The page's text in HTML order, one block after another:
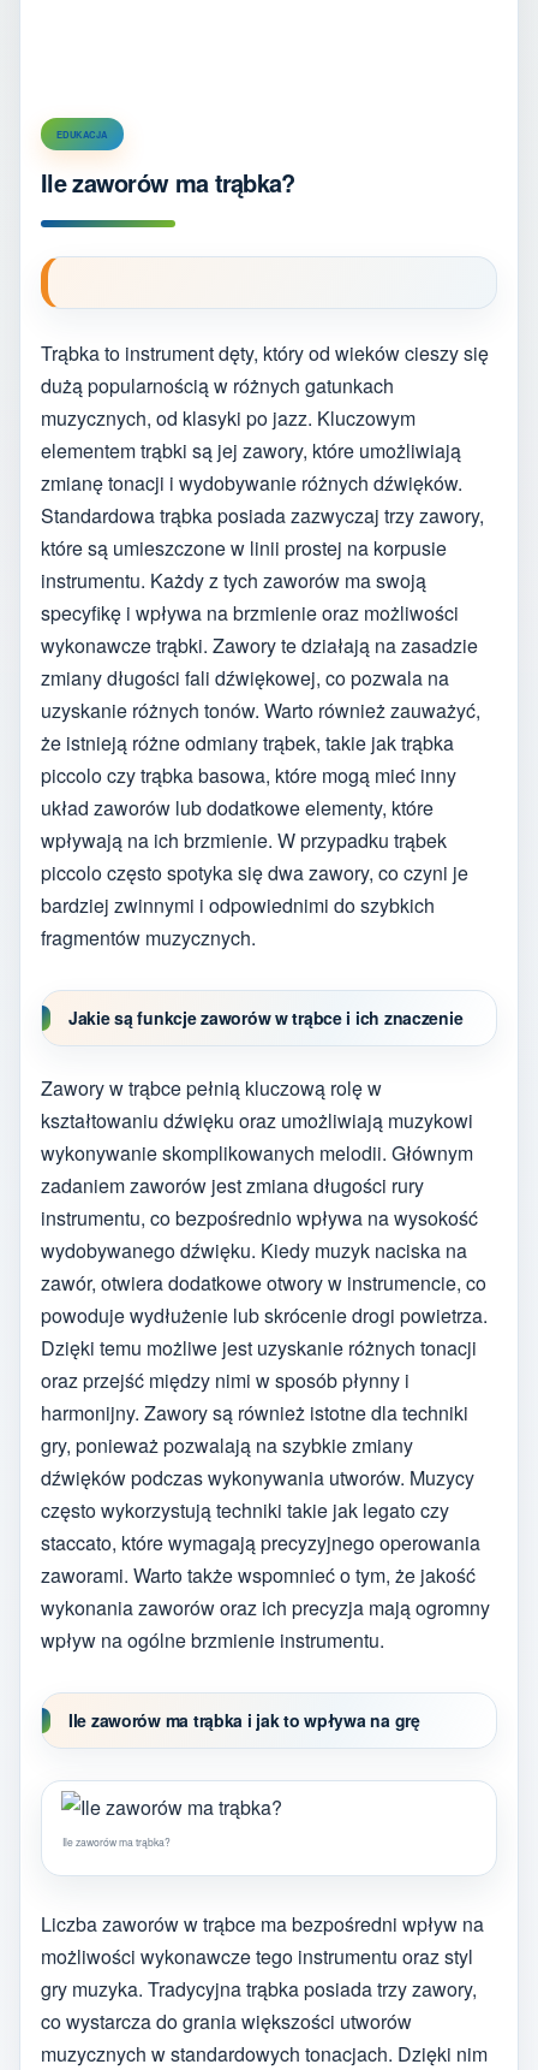
EDUKACJA
Ile zaworów ma trąbka?
Trąbka to instrument dęty, który od wieków cieszy się
dużą popularnością w różnych gatunkach
muzycznych, od klasyki po jazz. Kluczowym
elementem trąbki są jej zawory, które umożliwiają
zmianę tonacji i wydobywanie różnych dźwięków.
Standardowa trąbka posiada zazwyczaj trzy zawory,
które są umieszczone w linii prostej na korpusie
instrumentu. Każdy z tych zaworów ma swoją
specyfikę i wpływa na brzmienie oraz możliwości
wykonawcze trąbki. Zawory te działają na zasadzie
zmiany długości fali dźwiękowej, co pozwala na
uzyskanie różnych tonów. Warto również zauważyć,
że istnieją różne odmiany trąbek, takie jak trąbka
piccolo czy trąbka basowa, które mogą mieć inny
układ zaworów lub dodatkowe elementy, które
wpływają na ich brzmienie. W przypadku trąbek
piccolo często spotyka się dwa zawory, co czyni je
bardziej zwinnymi i odpowiednimi do szybkich
fragmentów muzycznych.
Jakie są funkcje zaworów w trąbce i ich znaczenie
Zawory w trąbce pełnią kluczową rolę w
kształtowaniu dźwięku oraz umożliwiają muzykowi
wykonywanie skomplikowanych melodii. Głównym
zadaniem zaworów jest zmiana długości rury
instrumentu, co bezpośrednio wpływa na wysokość
wydobywanego dźwięku. Kiedy muzyk naciska na
zawór, otwiera dodatkowe otwory w instrumencie, co
powoduje wydłużenie lub skrócenie drogi powietrza.
Dzięki temu możliwe jest uzyskanie różnych tonacji
oraz przejść między nimi w sposób płynny i
harmonijny. Zawory są również istotne dla techniki
gry, ponieważ pozwalają na szybkie zmiany
dźwięków podczas wykonywania utworów. Muzycy
często wykorzystują techniki takie jak legato czy
staccato, które wymagają precyzyjnego operowania
zaworami. Warto także wspomnieć o tym, że jakość
wykonania zaworów oraz ich precyzja mają ogromny
wpływ na ogólne brzmienie instrumentu.
Ile zaworów ma trąbka i jak to wpływa na grę
Ile zaworów ma trąbka?
Liczba zaworów w trąbce ma bezpośredni wpływ na
możliwości wykonawcze tego instrumentu oraz styl
gry muzyka. Tradycyjna trąbka posiada trzy zawory,
co wystarcza do grania większości utworów
muzycznych w standardowych tonacjach. Dzięki nim